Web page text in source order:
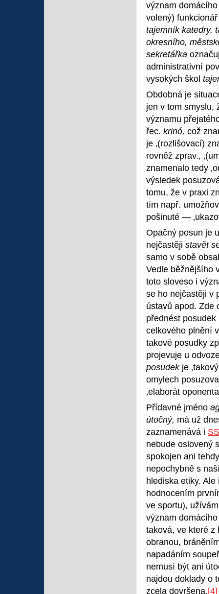
význam
volený)
tajemník katedry,
okresního,
sekretářka
administrativní
vysokých škol
Obdobná je
jen v tom smyslu,
významu
řec. krinó, což
je ‚(rozlišovací)
rovněž zprav.,
znamenalo tedy
výsledek
tomu, že v praxi
tím např.
pošinuté —
Opačný posun je
nejčastěji stavět
samo v sobě
Vedle běžnějšího
toto sloveso i
se ho nejčastěji v
ústavů apod. Zde
přednést
celkového plnění
takové posudky
projevuje u
posudek je
omylech
‚elaborát
Přídavné jméno
útočný, má už
zaznamenává i
nebude oslovený
spokojen ani
nepochybně s
hlediska etiky.
hodnocením
ve sportu),
význam
taková, ve které z
obranou,
napadáním
nemusí být ani
najdou doklady o
zcela dovršena,[4]